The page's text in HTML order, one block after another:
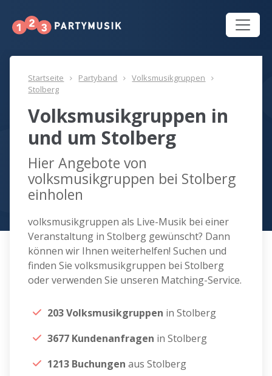
Startseite Partyband
Volksmusikgruppen
Stolberg
Volksmusikgruppen in
und um Stolberg
Hier Angebote von
volksmusikgruppen bei Stolberg
einholen
volksmusikgruppen als Live-Musik bei einer
Veranstaltung in Stolberg gewünscht? Dann
können wir Ihnen weiterhelfen! Suchen und
finden Sie volksmusikgruppen bei Stolberg
oder verwenden Sie unseren Matching-Service.
203 Volksmusikgruppen in Stolberg
3677 Kundenanfragen in Stolberg
1213 Buchungen aus Stolberg